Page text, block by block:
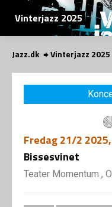
Vinterjazz 2025
Jazz.dk Vinterjazz 2025
Fredag21/2 2025
Bissesvinet
Teater Momentum ,